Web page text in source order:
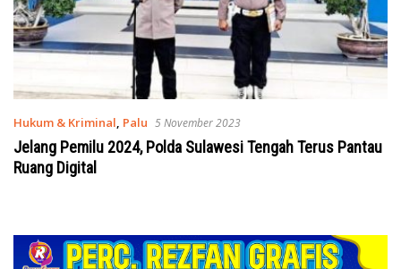
Hukum & Kriminal, Palu 5 November 2023
Jelang Pemilu 2024, Polda Sulawesi Tengah Terus Pantau
Ruang Digital